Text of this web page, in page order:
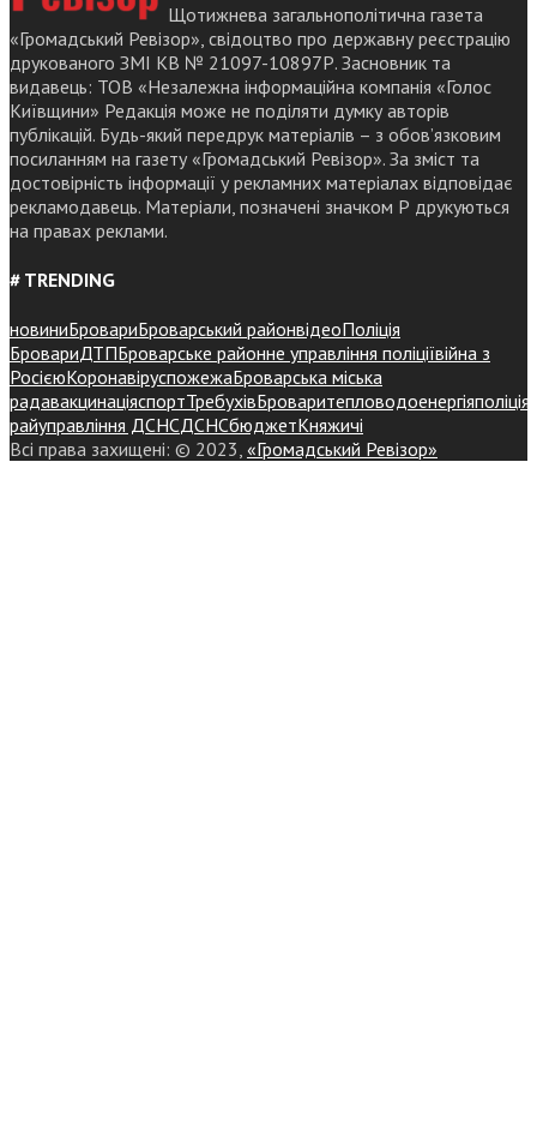
Щотижнева загальнополітична газета
«Громадський Ревізор», свідоцтво про державну реєстрацію
друкованого ЗМІ КВ № 21097-10897Р. Засновник та
видавець: ТОВ «Незалежна інформаційна компанія «Голос
Київщини» Редакція може не поділяти думку авторів
публікацій. Будь-який передрук матеріалів – з обов’язковим
посиланням на газету «Громадський Ревізор». За зміст та
достовірність інформації у рекламних матеріалах відповідає
рекламодавець. Матеріали, позначені значком Р друкуються
на правах реклами.
# TRENDING
новиниБровариБроварський районвідеоПоліція
БровариДТПБроварське районне управління поліціївійна з
РосієюКоронавіруспожежаБроварська міська
радавакцинаціяспортТребухівБроваритепловодоенергіяполіція
райуправління ДСНСДСНСбюджетКняжичі
Всі права захищені: © 2023, «Громадський Ревізор»